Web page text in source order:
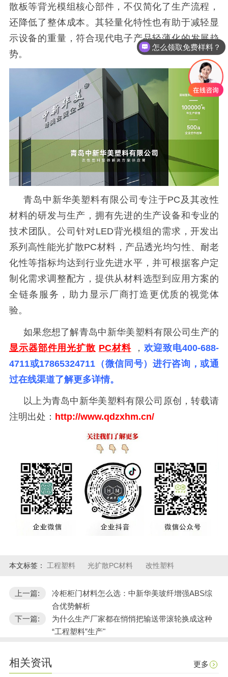
散板等背光模组核心部件，不仅简化了生产流程，
还降低了整体成本。其轻量化特性也有助于减轻显
示设备的重量，符合现代电子产品轻薄化的发展趋
势。
青岛中新华美塑料有限公司专注于PC及其改性
材料的研发与生产，拥有先进的生产设备和专业的
技术团队。公司针对LED背光模组的需求，开发出
系列高性能光扩散PC材料，产品透光均匀性、耐老
化性等指标均达到行业先进水平，并可根据客户定
制化需求调整配方，提供从材料选型到应用方案的
全链条服务，助力显示厂商打造更优质的视觉体
验。
如果您想了解青岛中新华美塑料有限公司生产的
显示器部件用光扩散 PC材料 ， 欢迎致电400-688-
4711或17865324711（微信同号）进行咨询，或通
过在线渠道了解更多详情。
以上为青岛中新华美塑料有限公司原创，转载请
注明出处： http://www.qdzxhm.cn/
本文标签： 工程塑料 光扩散PC材料 改性塑料
上一篇:
冷柜柜门材料怎么选：中新华美玻纤增强ABS综
合优势解析
下一篇:
为什么生产厂家都在悄悄把输送带滚轮换成这种
“工程塑料”生产"
相关资讯 更多
怎么领取免费样料？